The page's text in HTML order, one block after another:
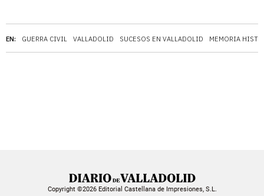
EN: GUERRA CIVIL VALLADOLID SUCESOS EN VALLADOLID MEMORIA
Copyright ©2026 Editorial Castellana de Impresiones, S.L.